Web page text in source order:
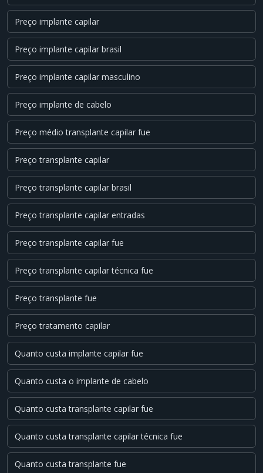
Preço implante capilar
Preço implante capilar brasil
Preço implante capilar masculino
Preço implante de cabelo
Preço médio transplante capilar fue
Preço transplante capilar
Preço transplante capilar brasil
Preço transplante capilar entradas
Preço transplante capilar fue
Preço transplante capilar técnica fue
Preço transplante fue
Preço tratamento capilar
Quanto custa implante capilar fue
Quanto custa o implante de cabelo
Quanto custa transplante capilar fue
Quanto custa transplante capilar técnica fue
Quanto custa transplante fue